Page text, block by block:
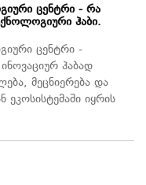
ცენტრი - რა
ჰაბი.
ცენტრი -
ჰაბად
მეცნიერება და
ეკოსისტემაში იყრის